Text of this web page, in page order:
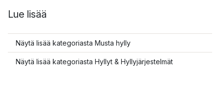
Lue lisää
Näytä lisää kategoriasta Musta hylly
Näytä lisää kategoriasta Hyllyt & Hyllyjärjestelmät